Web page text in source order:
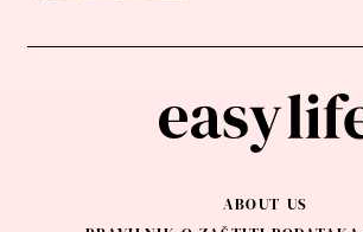
ABOUT US